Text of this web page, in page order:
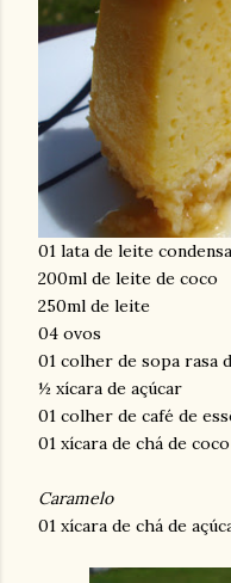
01 lata de leite
200ml de leite de coco
250ml de leite
04 ovos
01 colher de sopa rasa
½ xícara de açúcar
01 colher de café de
01 xícara de chá de
Caramelo
01 xícara de chá de